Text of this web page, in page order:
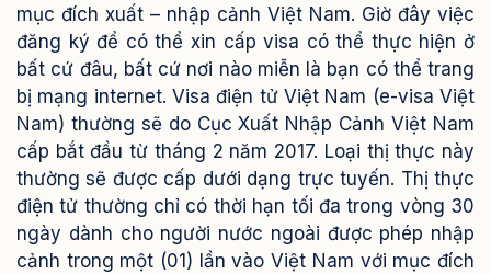
mục đích xuất – nhập cảnh Việt Nam. Giờ đây việc
đăng ký để có thể xin cấp visa có thể thực hiện ở
bất cứ đâu, bất cứ nơi nào miễn là bạn có thể trang
bị mạng internet. Visa điện tử Việt Nam (e-visa Việt
Nam) thường sẽ do Cục Xuất Nhập Cảnh Việt Nam
cấp bắt đầu từ tháng 2 năm 2017. Loại thị thực này
thường sẽ được cấp dưới dạng trực tuyến. Thị thực
điện tử thường chỉ có thời hạn tối đa trong vòng 30
ngày dành cho người nước ngoài được phép nhập
cảnh trong một (01) lần vào Việt Nam với mục đích